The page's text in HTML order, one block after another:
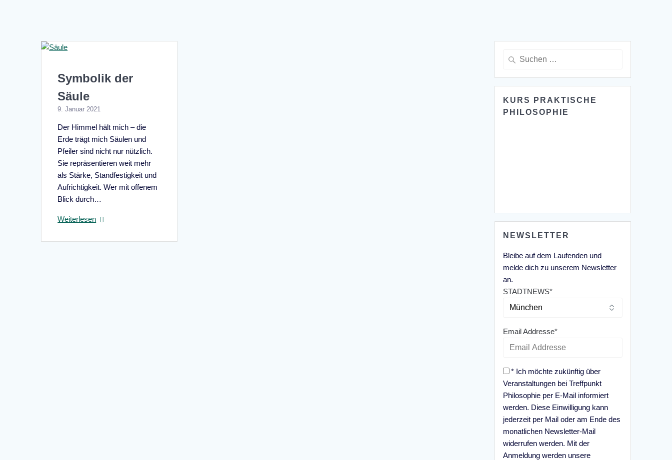
Symbolik der
Säule
9. Januar 2021
Der Himmel hält mich – die
Erde trägt mich Säulen und
Pfeiler sind nicht nur nützlich.
Sie repräsentieren weit mehr
als Stärke, Standfestigkeit und
Aufrichtigkeit. Wer mit offenem
Blick durch…
Weiterlesen
Suche
KURS PRAKTISCHE
PHILOSOPHIE
NEWSLETTER
Bleibe auf dem Laufenden und
melde dich zu unserem Newsletter
an.
STADTNEWS*
Email Addresse*
* Ich möchte zukünftig über
Veranstaltungen bei Treffpunkt
Philosophie per E-Mail informiert
werden. Diese Einwilligung kann
jederzeit per Mail oder am Ende des
monatlichen Newsletter-Mail
widerrufen werden. Mit der
Anmeldung werden unsere